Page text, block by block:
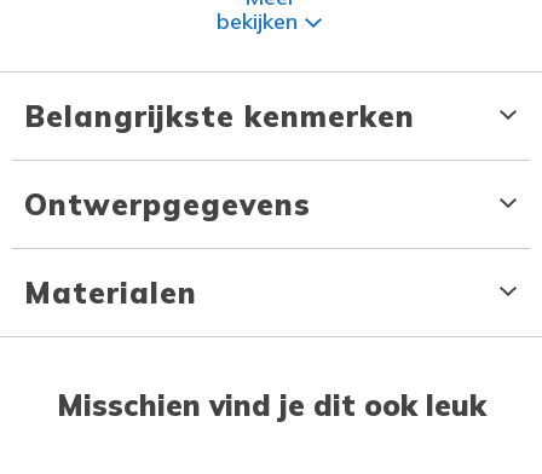
bekijken
Belangrijkste kenmerken
Ontwerpgegevens
Materialen
Misschien vind je dit ook leuk